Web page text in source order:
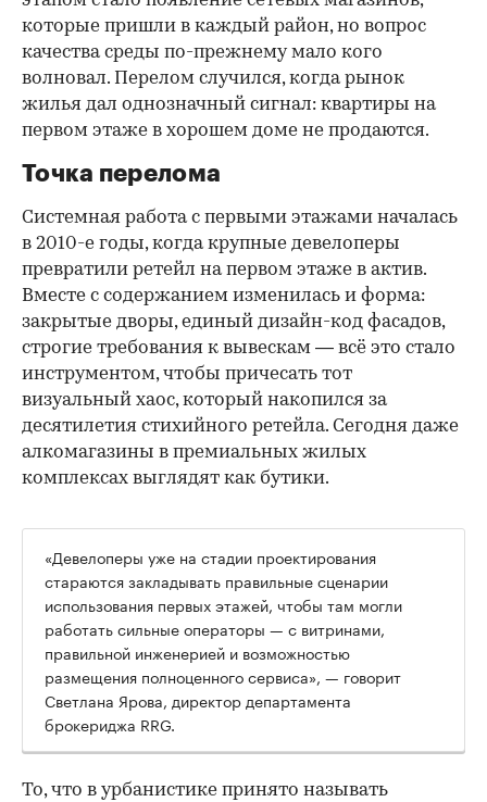
которые пришли в каждый район, но вопрос
качества среды по-прежнему мало кого
волновал. Перелом случился, когда рынок
жилья дал однозначный сигнал: квартиры на
первом этаже в хорошем доме не продаются.
Точка перелома
Системная работа с первыми этажами началась
в 2010-е годы, когда крупные девелоперы
превратили ретейл на первом этаже в актив.
Вместе с содержанием изменилась и форма:
закрытые дворы, единый дизайн-код фасадов,
строгие требования к вывескам — всё это стало
инструментом, чтобы причесать тот
визуальный хаос, который накопился за
десятилетия стихийного ретейла. Сегодня даже
алкомагазины в премиальных жилых
комплексах выглядят как бутики.
00:00
«Девелоперы уже на стадии проектирования
стараются закладывать правильные сценарии
использования первых этажей, чтобы там могли
работать сильные операторы — с витринами,
правильной инженерией и возможностью
размещения полноценного сервиса», — говорит
Светлана Ярова, директор департамента
брокериджа RRG.
То, что в урбанистике принято называть